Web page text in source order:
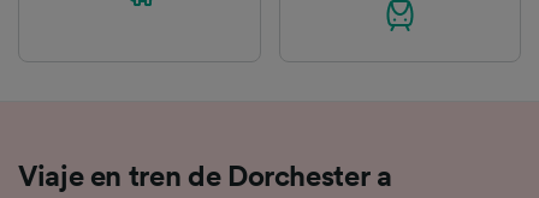
Viaje en tren de Dorchester a